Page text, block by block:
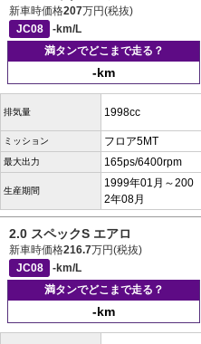
新車時価格207万円(税抜)
JC08
-km/L
満タンでどこまで走る？
-km
排気量 1998cc
ミッション フロア5MT
最大出力 165ps/6400rpm
生産期間
1999年01月～200
2年08月
2.0 スペックS エアロ
新車時価格216.7万円(税抜)
JC08
-km/L
満タンでどこまで走る？
-km